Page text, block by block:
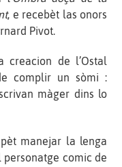
, e recebèt las onors
Pivot.
creacion de l’Ostal
complir un sòmi :
màger dins lo
manejar la lenga
comic de